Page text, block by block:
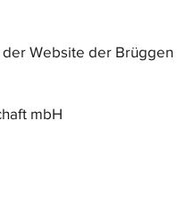
Website der
mbH